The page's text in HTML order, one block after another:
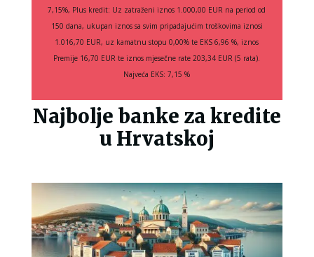
7,15%, Plus kredit: Uz zatraženi iznos 1.000,00 EUR na period od
150 dana, ukupan iznos sa svim pripadajućim troškovima iznosi
1.016,70 EUR, uz kamatnu stopu 0,00% te EKS 6,96 %, iznos
Premije 16,70 EUR te iznos mjesečne rate 203,34 EUR (5 rata).
Najveća EKS: 7,15 %
Najbolje banke za kredite
u Hrvatskoj